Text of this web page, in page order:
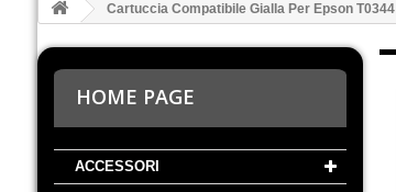
Cartuccia Compatibile Gialla Per Epson T0344
HOME PAGE
ACCESSORI